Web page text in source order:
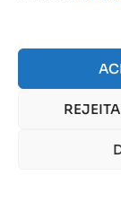
da Esperança.